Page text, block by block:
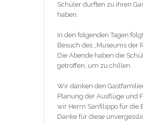
Schüler durften zu ihren
haben.
In den folgenden Tagen
Besuch des „Museums
Die Abende haben die
getroffen, um zu chillen.
Wir danken den
Planung der Ausflüge und
wir Herrn Sanfilippo für die
Danke für diese